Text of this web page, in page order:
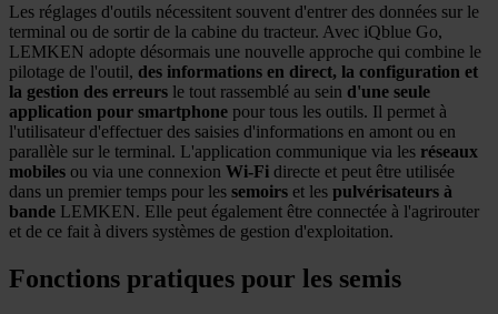
Les réglages d'outils nécessitent souvent d'entrer des données sur le
terminal ou de sortir de la cabine du tracteur. Avec iQblue Go,
LEMKEN adopte désormais une nouvelle approche qui combine le
pilotage de l'outil, des informations en direct, la configuration et
la gestion des erreurs le tout rassemblé au sein d'une seule
application pour smartphone pour tous les outils. Il permet à
l'utilisateur d'effectuer des saisies d'informations en amont ou en
parallèle sur le terminal. L'application communique via les réseaux
mobiles ou via une connexion Wi-Fi directe et peut être utilisée
dans un premier temps pour les semoirs et les pulvérisateurs à
bande LEMKEN. Elle peut également être connectée à l'agrirouter
et de ce fait à divers systèmes de gestion d'exploitation.
Fonctions pratiques pour les semis